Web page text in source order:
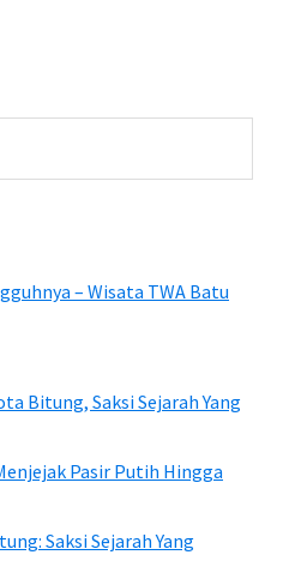
– Wisata TWA Batu
Bitung, Saksi Sejarah Yang
Pasir Putih Hingga
Saksi Sejarah Yang